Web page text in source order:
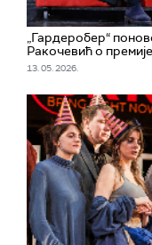
„Гардеробер“
Ракочевић о
13. 05. 2026.